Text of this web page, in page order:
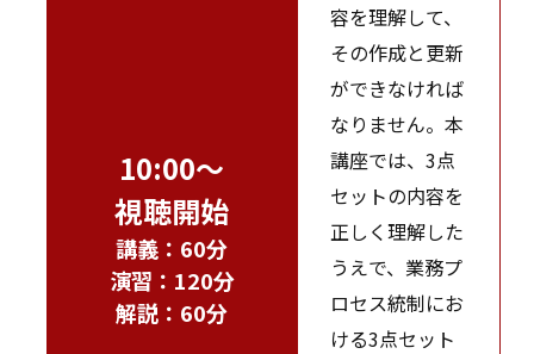
10:00～
視聴開始
講義：60分
演習：120分
解説：60分
容を理解して、
その作成と更新
ができなければ
なりません。本
講座では、3点
セットの内容を
正しく理解した
うえで、業務プ
ロセス統制にお
ける3点セット